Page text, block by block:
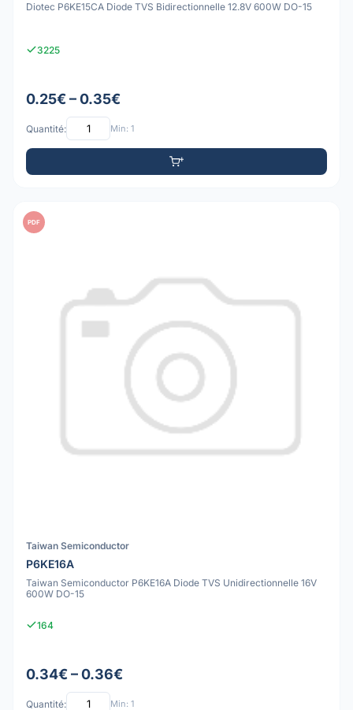
Diotec P6KE15CA Diode TVS Bidirectionnelle 12.8V 600W DO-15
3225
0.25€ – 0.35€
Quantité: Min: 1
PDF
Taiwan Semiconductor
P6KE16A
Taiwan Semiconductor P6KE16A Diode TVS Unidirectionnelle 16V
600W DO-15
164
0.34€ – 0.36€
Quantité: Min: 1